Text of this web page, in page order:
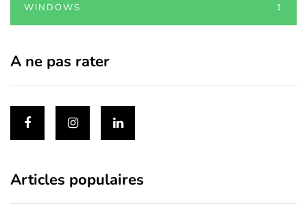
WINDOWS 1
A ne pas rater
Articles populaires